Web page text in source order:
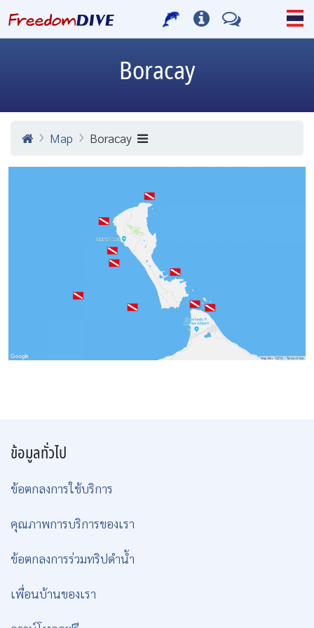
Boracay
Map Boracay
ข้อมูลทั่วไป
ข้อตกลงการใช้บริการ
คุณภาพการบริการของเรา
ข้อตกลงการร่วมทริปดำน้ำ
เพื่อนบ้านของเรา